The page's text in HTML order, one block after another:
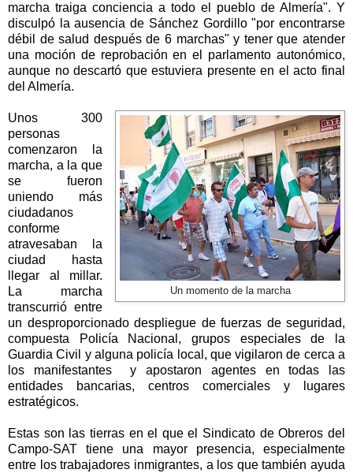
marcha traiga conciencia a todo el pueblo de Almería". Y
disculpó la ausencia de Sánchez Gordillo "por encontrarse
débil de salud después de 6 marchas" y tener que atender
una moción de reprobación en el parlamento autonómico,
aunque no descartó que estuviera presente en el acto final
del Almería.
Un momento de la marcha
Unos 300
personas
comenzaron la
marcha, a la que
se fueron
uniendo más
ciudadanos
conforme
atravesaban la
ciudad hasta
llegar al millar.
La marcha
transcurrió entre
un desproporcionado despliegue de fuerzas de seguridad,
compuesta Policía Nacional, grupos especiales de
la
Guardia Civil y alguna policía local, que vigilaron de cerca a
los manifestantes y apostaron agentes en todas las
entidades bancarias, centros comerciales y lugares
estratégicos.
Estas son las tierras en el que el Sindicato de Obreros del
Campo-SAT tiene una mayor presencia, especialmente
entre los trabajadores inmigrantes, a los que también ayuda